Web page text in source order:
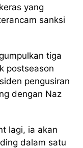
yang
sanksi
tiga
postseason
pengusiran
dengan Naz
lagi, ia akan
dalam satu